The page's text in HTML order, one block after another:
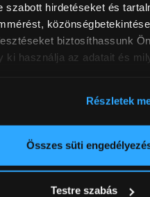
szabott hirdetéseket és
biztosíthassunk
ki használja az adatait és
pár méteres
Ön készülékén
Részletek
Összes süti
Testre szabás
Side
Ft
Candy
Egyajtós
59 999